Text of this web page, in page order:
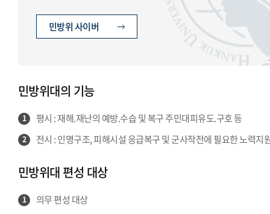
민방위 사이버
민방위대의 기능
1 평시 : 재해.재난의 예방.수습 및 복구 주민대피유도.구호 등
2 전시 : 인명구조, 피해시설 응급복구 및 군사작전에 필요한 노력지
민방위대 편성 대상
1
의무 편성 대상